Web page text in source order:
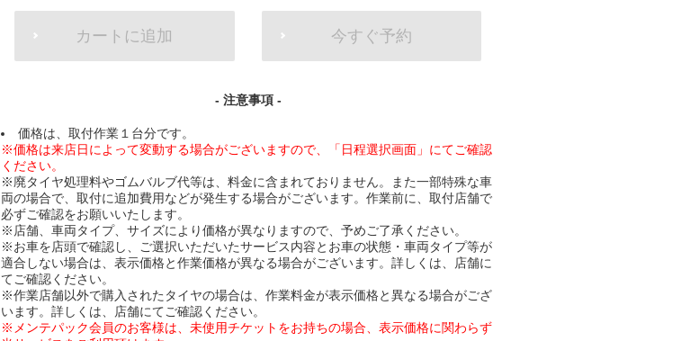
カートに追加 今すぐ予約
- 注意事項 -
価格は、取付作業１台分です。
※価格は来店日によって変動する場合がございますので、「日程選択画面」にてご確認
ください。
※廃タイヤ処理料やゴムバルブ代等は、料金に含まれておりません。また一部特殊な車
両の場合で、取付に追加費用などが発生する場合がございます。作業前に、取付店舗で
必ずご確認をお願いいたします。
※店舗、車両タイプ、サイズにより価格が異なりますので、予めご了承ください。
※お車を店頭で確認し、ご選択いただいたサービス内容とお車の状態・車両タイプ等が
適合しない場合は、表示価格と作業価格が異なる場合がございます。詳しくは、店舗に
てご確認ください。
※作業店舗以外で購入されたタイヤの場合は、作業料金が表示価格と異なる場合がござ
います。詳しくは、店舗にてご確認ください。
※メンテパック会員のお客様は、未使用チケットをお持ちの場合、表示価格に関わらず